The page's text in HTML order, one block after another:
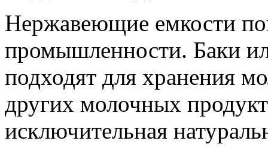
Нержавеющие емкости
промышленности. Баки
подходят для хранения
других молочных
исключительная